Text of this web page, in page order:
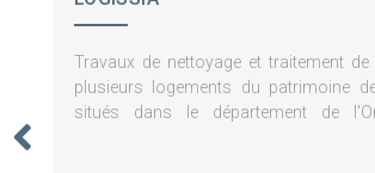
Travaux de nettoyage et traitement
plusieurs logements du patrimoine de
situés dans le département de